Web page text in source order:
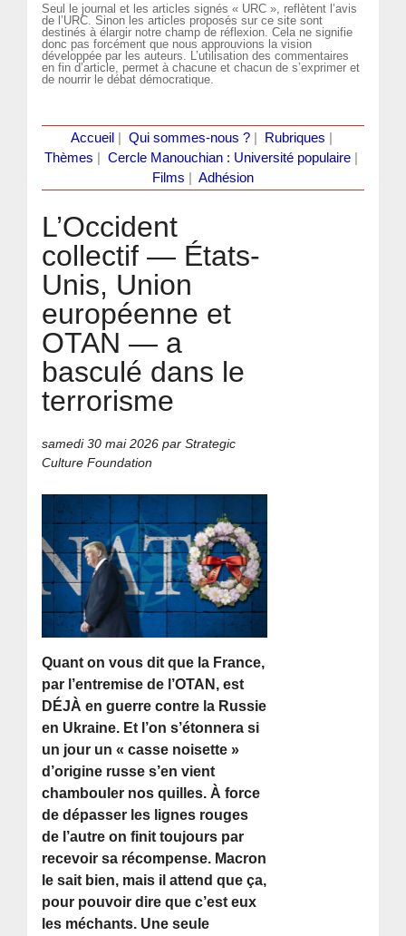
Seul le journal et les articles signés « URC », reflètent l’avis
de l’URC. Sinon les articles proposés sur ce site sont
destinés à élargir notre champ de réflexion. Cela ne signifie
donc pas forcément que nous approuvions la vision
développée par les auteurs. L’utilisation des commentaires
en fin d’article, permet à chacune et chacun de s’exprimer et
de nourrir le débat démocratique.
Accueil Qui sommes-nous ?| Rubriques
Thèmes
Cercle Manouchian : Université populaire
Films
Adhésion
L’Occident
collectif — États-
Unis, Union
européenne et
OTAN — a
basculé dans le
terrorisme
samedi 30 mai 2026 par Strategic
Culture Foundation
Quant on vous dit que la France,
par l’entremise de l’OTAN, est
DÉJÀ en guerre contre la Russie
en Ukraine. Et l’on s’étonnera si
un jour un « casse noisette »
d’origine russe s’en vient
chambouler nos quilles. À force
de dépasser les lignes rouges
de l’autre on finit toujours par
recevoir sa récompense. Macron
le sait bien, mais il attend que ça,
pour pouvoir dire que c’est eux
les méchants. Une seule